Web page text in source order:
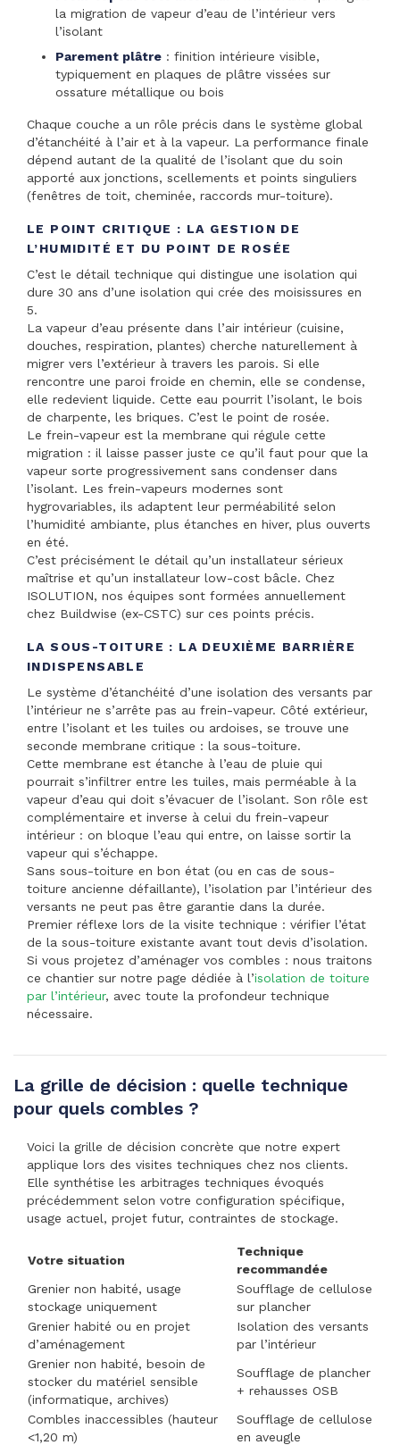
la migration de vapeur d’eau de l’intérieur vers
l’isolant
Parement plâtre : finition intérieure visible,
typiquement en plaques de plâtre vissées sur
ossature métallique ou bois
Chaque couche a un rôle précis dans le système global
d’étanchéité à l’air et à la vapeur. La performance finale
dépend autant de la qualité de l’isolant que du soin
apporté aux jonctions, scellements et points singuliers
(fenêtres de toit, cheminée, raccords mur-toiture).
LE POINT CRITIQUE : LA GESTION DE
L’HUMIDITÉ ET DU POINT DE ROSÉE
C’est le détail technique qui distingue une isolation qui
dure 30 ans d’une isolation qui crée des moisissures en
5.
La vapeur d’eau présente dans l’air intérieur (cuisine,
douches, respiration, plantes) cherche naturellement à
migrer vers l’extérieur à travers les parois. Si elle
rencontre une paroi froide en chemin, elle se condense,
elle redevient liquide. Cette eau pourrit l’isolant, le bois
de charpente, les briques. C’est le point de rosée.
Le frein-vapeur est la membrane qui régule cette
migration : il laisse passer juste ce qu’il faut pour que la
vapeur sorte progressivement sans condenser dans
l’isolant. Les frein-vapeurs modernes sont
hygrovariables, ils adaptent leur perméabilité selon
l’humidité ambiante, plus étanches en hiver, plus ouverts
en été.
C’est précisément le détail qu’un installateur sérieux
maîtrise et qu’un installateur low-cost bâcle. Chez
ISOLUTION, nos équipes sont formées annuellement
chez Buildwise (ex-CSTC) sur ces points précis.
LA SOUS-TOITURE : LA DEUXIÈME BARRIÈRE
INDISPENSABLE
Le système d’étanchéité d’une isolation des versants par
l’intérieur ne s’arrête pas au frein-vapeur. Côté extérieur,
entre l’isolant et les tuiles ou ardoises, se trouve une
seconde membrane critique : la sous-toiture.
Cette membrane est étanche à l’eau de pluie qui
pourrait s’infiltrer entre les tuiles, mais perméable à la
vapeur d’eau qui doit s’évacuer de l’isolant. Son rôle est
complémentaire et inverse à celui du frein-vapeur
intérieur : on bloque l’eau qui entre, on laisse sortir la
vapeur qui s’échappe.
Sans sous-toiture en bon état (ou en cas de sous-
toiture ancienne défaillante), l’isolation par l’intérieur des
versants ne peut pas être garantie dans la durée.
Premier réflexe lors de la visite technique : vérifier l’état
de la sous-toiture existante avant tout devis d’isolation.
Si vous projetez d’aménager vos combles : nous traitons
ce chantier sur notre page dédiée à l’isolation de toiture
par l’intérieur, avec toute la profondeur technique
nécessaire.
La grille de décision : quelle technique
pour quels combles ?
Voici la grille de décision concrète que notre expert
applique lors des visites techniques chez nos clients.
Elle synthétise les arbitrages techniques évoqués
précédemment selon votre configuration spécifique,
usage actuel, projet futur, contraintes de stockage.
Votre situation
Technique
recommandée
Grenier non habité, usage
stockage uniquement
Soufflage de cellulose
sur plancher
Grenier habité ou en projet
d’aménagement
Isolation des versants
par l’intérieur
Grenier non habité, besoin de
stocker du matériel sensible
(informatique, archives)
Soufflage de plancher
+ rehausses OSB
Combles inaccessibles (hauteur
<1,20 m)
Soufflage de cellulose
en aveugle